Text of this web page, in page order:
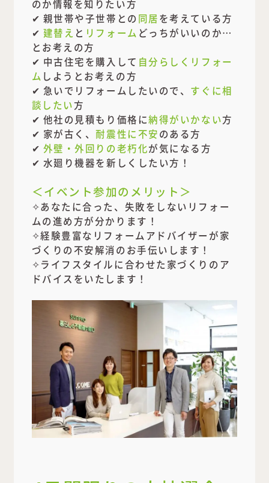
のか情報を知りたい方
✔ 親世帯や子世帯との同居を考えている方
✔ 建替え と リフォーム どっちがいいのか…
とお考えの方
✔ 中古住宅を購入して 自分らしくリフォー
ム しようとお考えの方
✔ 急いでリフォームしたいので、 すぐに相
談したい方
✔ 他社の見積もり価格に納得がいかない方
✔ 家が古く、耐震性に不安のある方
✔ 外壁・外回りの老朽化が気になる方
✔ 水廻り機器を新しくしたい方！
＜イベント参加のメリット＞
✧あなたに合った、失敗をしないリフォー
ムの進め方が分かります！
✧経験豊富なリフォームアドバイザーが家
づくりの不安解消のお手伝いします！
✧ライフスタイルに合わせた家づくりのア
ドバイスをいたします！